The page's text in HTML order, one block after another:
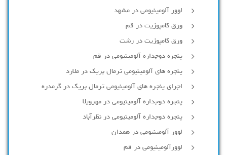
لوور آلومینیومی در مشهد
ورق کامپوزیت در قم
ورق کامپوزیت در رشت
پنجره دوجداره آلومينيومی در قم
پنجره های آلومینیومی ترمال بریک در ملارد
اجرای پنجره های آلومینیومی ترمال بریک در گرمدره
پنجره دوجداره آلومینیومی در مهرویلا
پنجره دوجداره آلومینیومی در نظرآباد
لوور آلومینیومی در همدان
لوورآلومینیومی در قم